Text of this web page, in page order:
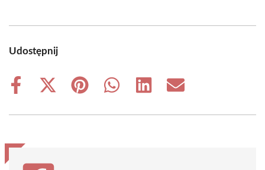
Udostępnij
Share
Share
(Twitter)
Share
Share
Share
Share